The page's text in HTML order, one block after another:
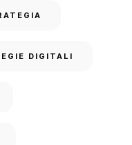
DIGITALI